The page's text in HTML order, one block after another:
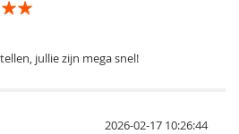
jullie zijn mega snel!
2026-02-17 10:26:44